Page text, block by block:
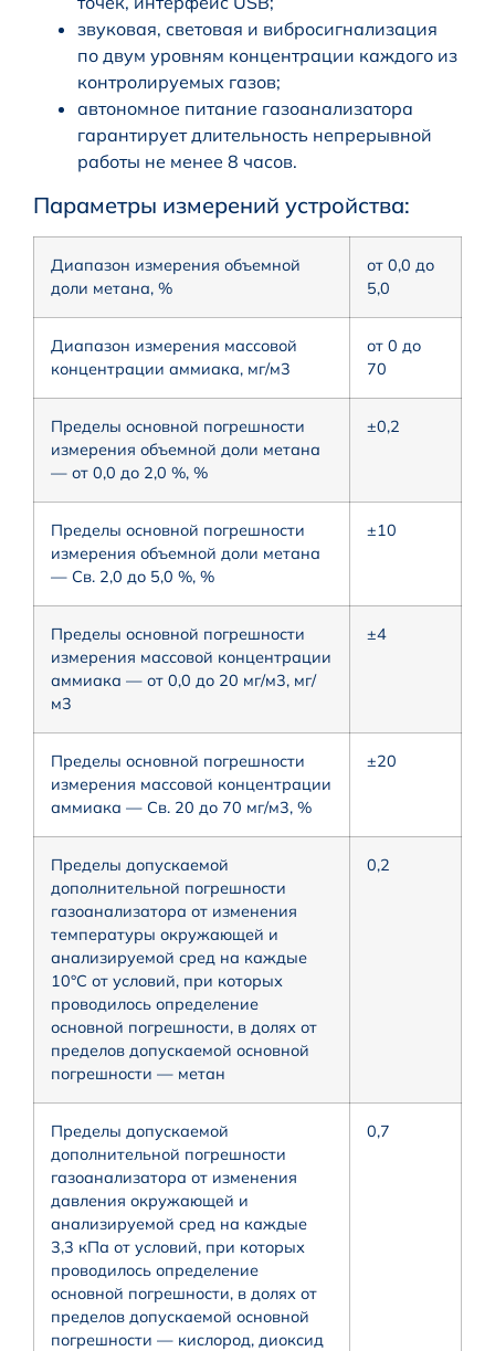
звуковая, световая и вибросигнализация
по двум уровням концентрации каждого из
контролируемых газов;
автономное питание газоанализатора
гарантирует длительность непрерывной
работы не менее 8 часов.
Параметры измерений устройства:
Диапазон измерения объемной
доли метана, %
от 0,0 до
5,0
Диапазон измерения массовой
концентрации аммиака, мг/м3
от 0 до
70
Пределы основной погрешности
измерения объемной доли метана
— от 0,0 до 2,0 %, %
±0,2
Пределы основной погрешности
измерения объемной доли метана
— Св. 2,0 до 5,0 %, %
±10
Пределы основной погрешности
измерения массовой концентрации
аммиака — от 0,0 до 20 мг/м3, мг/
м3
±4
Пределы основной погрешности
измерения массовой концентрации
аммиака — Св. 20 до 70 мг/м3, %
±20
Пределы допускаемой
дополнительной погрешности
газоанализатора от изменения
температуры окружающей и
анализируемой сред на каждые
10°С от условий, при которых
проводилось определение
основной погрешности, в долях от
пределов допускаемой основной
погрешности — метан
0,2
Пределы допускаемой
дополнительной погрешности
газоанализатора от изменения
давления окружающей и
анализируемой сред на каждые
3,3 кПа от условий, при которых
проводилось определение
основной погрешности, в долях от
пределов допускаемой основной
погрешности — кислород, диоксид
0,7